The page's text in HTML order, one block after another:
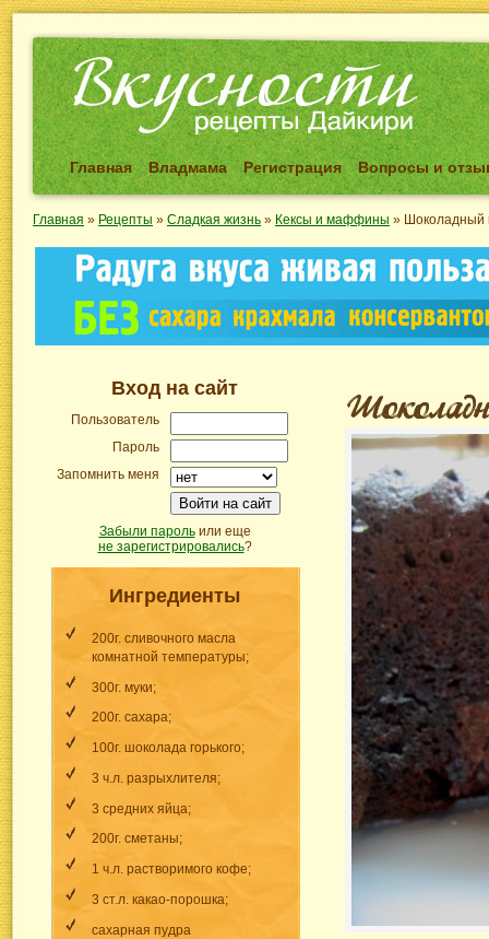
Главная Владмама Регистрация Вопросы и
Главная » Рецепты » Сладкая жизнь » Кексы и маффины » Шоколадный
Вход на сайт
Пользователь
Пароль
Запомнить меня
Войти на сайт
Забыли парольили еще
не зарегистрировались?
Ингредиенты
200г. сливочного масла
комнатной температуры;
300г. муки;
200г. сахара;
100г. шоколада горького;
3 ч.л. разрыхлителя;
3 средних яйца;
200г. сметаны;
1 ч.л. растворимого кофе;
3 ст.л. какао-порошка;
cахарная пудра